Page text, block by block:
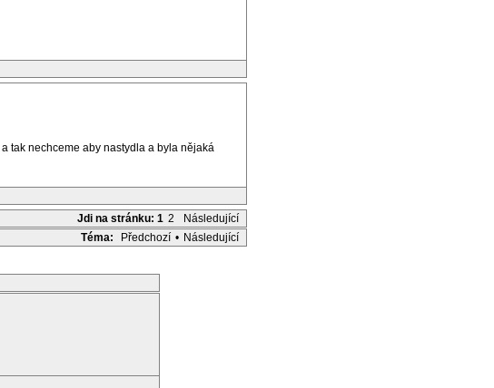
tak nechceme aby nastydla a byla nějaká
Jdi na stránku: 1 2 Následující
Téma:
Předchozí • Následující